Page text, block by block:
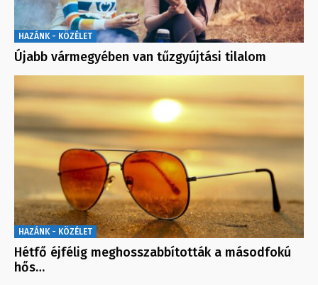
HAZÁNK - KÖZÉLET
Újabb vármegyében van tűzgyújtási tilalom
HAZÁNK - KÖZÉLET
Hétfő éjfélig meghosszabbították a másodfokú
hős…